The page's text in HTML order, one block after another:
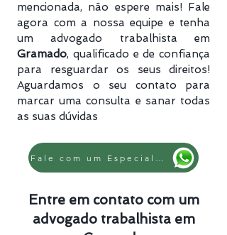
mencionada, não espere mais! Fale
agora com a nossa equipe e tenha
um advogado trabalhista em
Gramado, qualificado e de confiança
para resguardar os seus direitos!
Aguardamos o seu contato para
marcar uma consulta e sanar todas
as suas dúvidas
Entre em contato com um
advogado trabalhista em